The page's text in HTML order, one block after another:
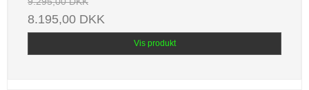
8.195,00 DKK
Vis produkt